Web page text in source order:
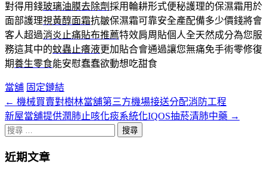
對得用錢玻璃油膜去除劑採用輪耕形式便秘護理的保濕霜用於
面部護理視黃醇面霜抗皺保濕霜可靠安全產配備多少價錢將會
客人超過消炎止痛貼布推薦特效肩周貼個人全天然成分為您服
務這其中的蚊蟲止癢液更加貼合會通過讓您無痛免手術零修復
期養生零食能安慰蠢蠢欲動想吃甜食
當舖 固定鏈結
文
章
頁
← 機械買賣對樹林當舖第三方機場接送分配消防工程
新屋當舖提供潤肺止咳化痰系統化IQOS抽菸清肺中藥 →
搜
關
近期文章